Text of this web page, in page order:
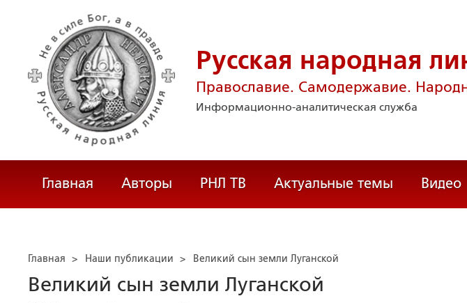
Русская народная
Православие. Самодержавие.
Информационно-аналитическая служба
Главная Авторы РНЛ ТВ Актуальные темы Видео
Главная > Наши публикации > Великий сын земли Луганской
Великий сын земли Луганской